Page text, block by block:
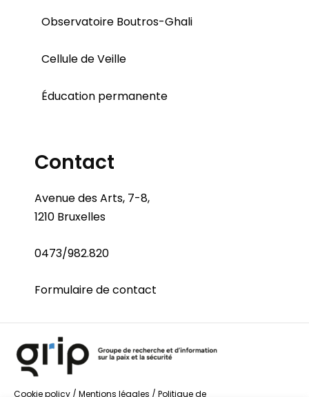
Observatoire Boutros-Ghali
Cellule de Veille
Éducation permanente
Contact
Avenue des Arts, 7-8,
1210 Bruxelles
0473/982.820
Formulaire de contact
Cookie policy / Mentions légales / Politique de